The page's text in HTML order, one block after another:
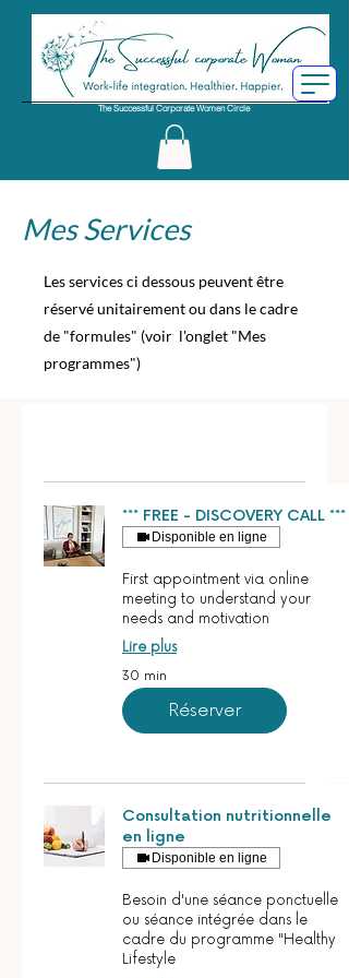
The Successful Corporate Women Circle
Mes Services
Les services ci dessous peuvent être
réservé unitairement ou dans le cadre
de "formules" (voir l'onglet "Mes
programmes")
*** FREE - DISCOVERY CALL ***
Disponible en ligne
First appointment via online
meeting to understand your
needs and motivation
Lire plus
30 min
Réserver
Consultation nutritionnelle
en ligne
Disponible en ligne
Besoin d'une séance ponctuelle
ou séance intégrée dans le
cadre du programme "Healthy
Lifestyle